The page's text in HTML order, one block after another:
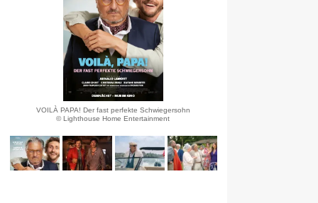
VOILÀ PAPA! Der fast perfekte Schwiegersohn
© Lighthouse Home Entertainment